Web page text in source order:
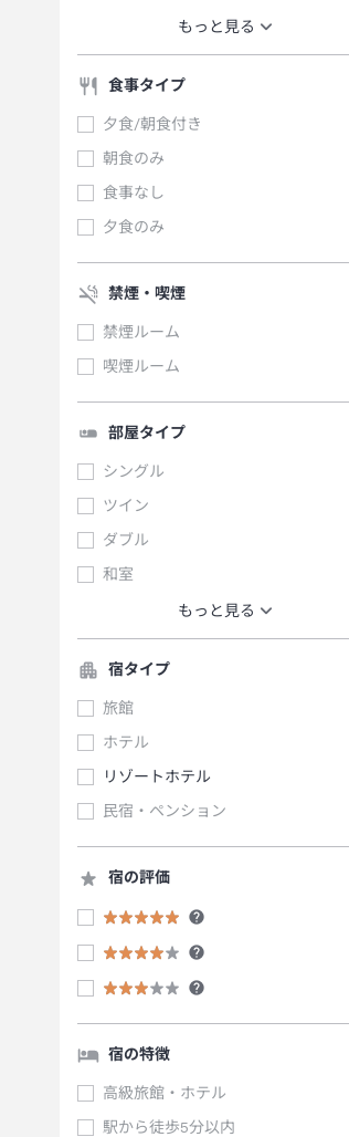
もっと見る
食事タイプ
夕食/朝食付き
朝食のみ
食事なし
夕食のみ
禁煙・喫煙
禁煙ルーム
喫煙ルーム
部屋タイプ
シングル
ツイン
ダブル
和室
もっと見る
宿タイプ
旅館
ホテル
リゾートホテル
民宿・ペンション
宿の評価
宿の特徴
高級旅館・ホテル
駅から徒歩5分以内